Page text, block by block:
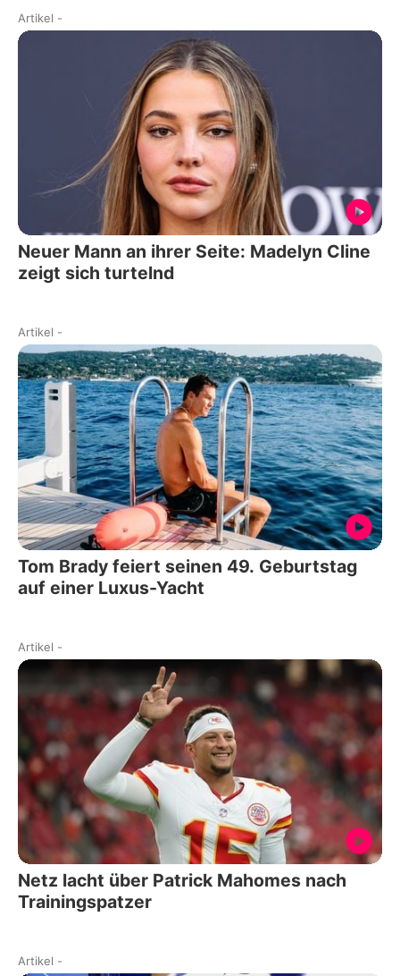
Artikel -
Neuer Mann an ihrer Seite: Madelyn Cline
zeigt sich turtelnd
Artikel -
Tom Brady feiert seinen 49. Geburtstag
auf einer Luxus-Yacht
Artikel -
Netz lacht über Patrick Mahomes nach
Trainingspatzer
Artikel -